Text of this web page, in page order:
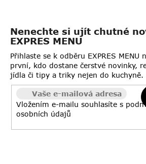
Nenechte si ujít chutné
EXPRES MENU
Přihlaste se k odběru EXPRES
první, kdo dostane čerstvé novinky,
jídla či tipy a triky nejen do kuchyně.
Vložením e-mailu souhlasíte s
osobních údajů